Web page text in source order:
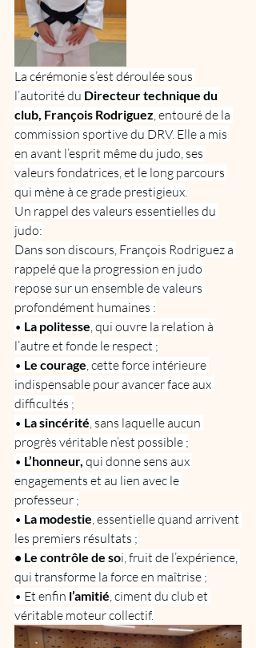
La cérémonie s’est déroulée sous
l’autorité du Directeur technique du
club, François Rodriguez, entouré de la
commission sportive du DRV. Elle a mis
en avant l’esprit même du judo, ses
valeurs fondatrices, et le long parcours
qui mène à ce grade prestigieux.
Un rappel des valeurs essentielles du
judo:
Dans son discours, François Rodriguez a
rappelé que la progression en judo
repose sur un ensemble de valeurs
profondément humaines :
• La politesse, qui ouvre la relation à
l’autre et fonde le respect ;
• Le courage, cette force intérieure
indispensable pour avancer face aux
difficultés ;
• La sincérité, sans laquelle aucun
progrès véritable n’est possible ;
• L’honneur, qui donne sens aux
engagements et au lien avec le
professeur ;
• La modestie, essentielle quand arrivent
les premiers résultats ;
• Le contrôle de soi, fruit de l’expérience,
qui transforme la force en maîtrise ;
• Et enfin l’amitié, ciment du club et
véritable moteur collectif.